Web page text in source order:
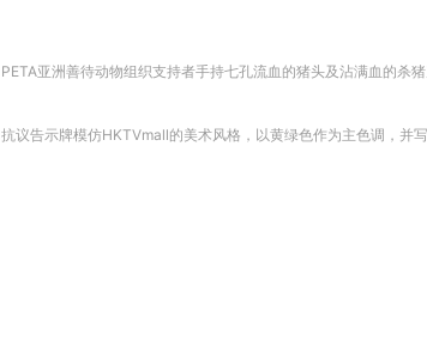
PETA亚洲善待动物组织支持者手持七孔流血的猪头及沾满血的杀猪
抗议告示牌模仿HKTVmall的美术风格，以黄绿色作为主色调，并